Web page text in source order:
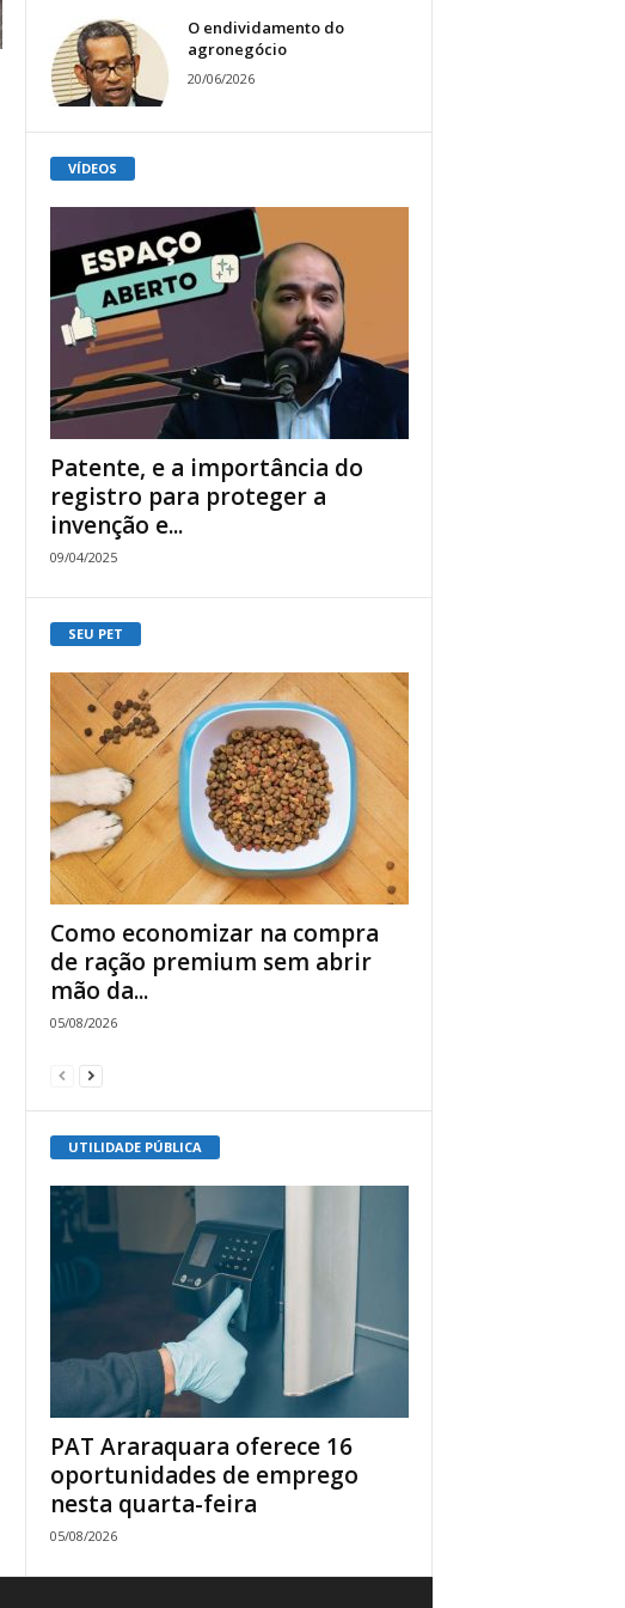
O endividamento do
agronegócio
20/06/2026
VÍDEOS
Patente, e a importância do
registro para proteger a
invenção e...
09/04/2025
SEU PET
Como economizar na compra
de ração premium sem abrir
mão da...
05/08/2026
UTILIDADE PÚBLICA
PAT Araraquara oferece 16
oportunidades de emprego
nesta quarta-feira
05/08/2026